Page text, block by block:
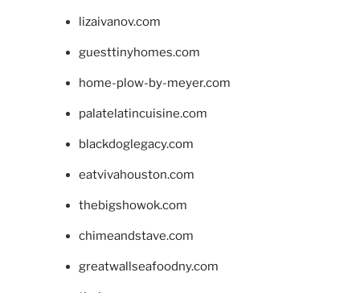
lizaivanov.com
guesttinyhomes.com
home-plow-by-meyer.com
palatelatincuisine.com
blackdoglegacy.com
eatvivahouston.com
thebigshowok.com
chimeandstave.com
greatwallseafoodny.com